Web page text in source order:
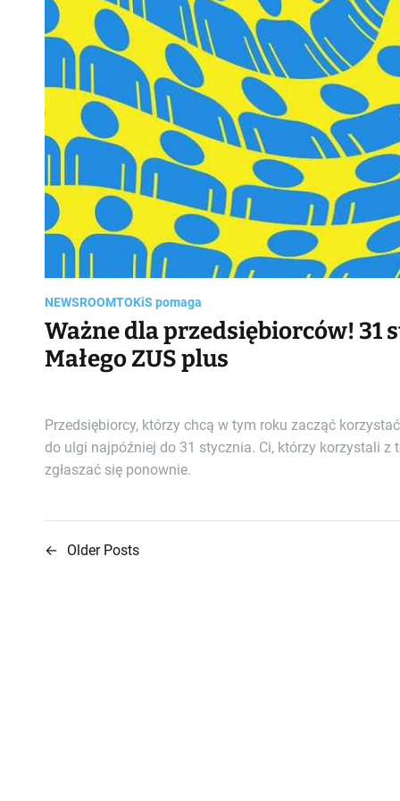
NEWSROOMTOKiS pomaga
Ważne dla przedsiębiorców! 31
Małego ZUS plus
Przedsiębiorcy, którzy chcą w tym roku zacząć
do ulgi najpóźniej do 31 stycznia. Ci, którzy korzystali z
zgłaszać się ponownie.
N
← Older Posts